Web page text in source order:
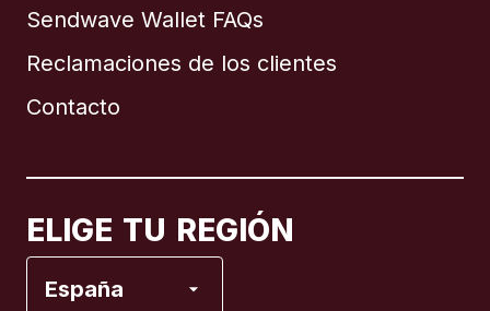
Sendwave Wallet FAQs
Reclamaciones de los clientes
Contacto
ELIGE TU REGIÓN
España
Brasil